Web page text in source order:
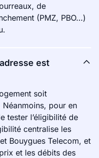
de
(PMZ, PBO…)
est
soit
pour en
tester l’éligibilité de
centralise les
Bouygues Telecom, et
et les débits des